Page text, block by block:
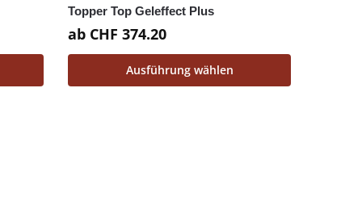
Topper Top Geleffect Plus
ab CHF 374.20
Ausführung wählen